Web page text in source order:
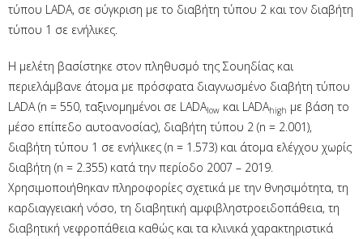
τύπου LADA, σε σύγκριση με το διαβήτη τύπου 2 και τον διαβήτη
τύπου 1 σε ενήλικες.
H μελέτη βασίστηκε στον πληθυσμό της Σουηδίας και
περιελάμβανε άτομα με πρόσφατα διαγνωσμένο διαβήτη τύπου
LADA (n = 550, ταξινομημένοι σε LADAlow και LADAhigh με βάση το
μέσο επίπεδο αυτοανοσίας), διαβήτη τύπου 2 (n = 2.001),
διαβήτη τύπου 1 σε ενήλικες (n = 1.573) και άτομα ελέγχου χωρίς
διαβήτη (n = 2.355) κατά την περίοδο 2007 – 2019.
Χρησιμοποιήθηκαν πληροφορίες σχετικά με την θνησιμότητα, τη
καρδιαγγειακή νόσο, τη διαβητική αμφιβληστροειδοπάθεια, τη
διαβητική νεφροπάθεια καθώς και τα κλινικά χαρακτηριστικά